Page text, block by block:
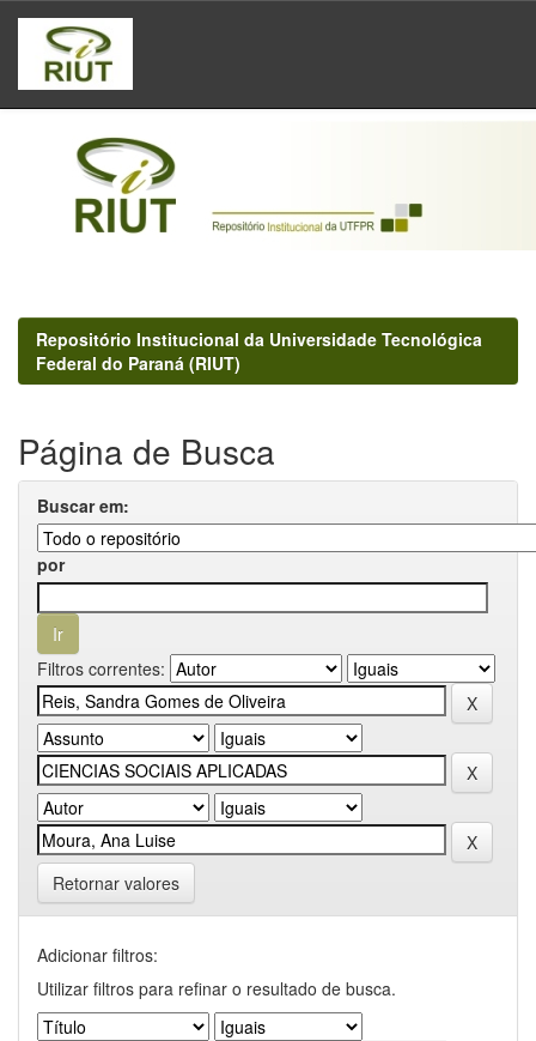
Skip
navigation
Repositório Institucional da Universidade Tecnológica
Federal do Paraná (RIUT)
Página de Busca
Buscar em:
por
Filtros correntes:
Retornar valores
Adicionar filtros:
Utilizar filtros para refinar o resultado de busca.